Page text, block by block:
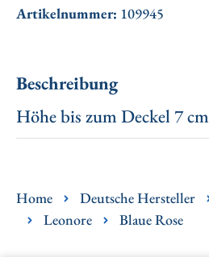
Artikelnummer: 109945
Beschreibung
Höhe bis zum Deckel 7 cm
Home Deutsche Hersteller
Leonore
Blaue Rose